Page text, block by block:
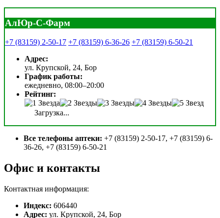
АлЮр-С-Фарм
+7 (83159) 2-50-17 +7 (83159) 6-36-26 +7 (83159) 6-50-21
Адрес:
ул. Крупской, 24, Бор
График работы:
ежедневно, 08:00–20:00
Рейтинг:
Загрузка...
Все телефоны аптеки: +7 (83159) 2-50-17, +7 (83159) 6-
36-26, +7 (83159) 6-50-21
Офис и контакты
Контактная информация:
Индекс: 606440
Адрес: ул. Крупской, 24, Бор